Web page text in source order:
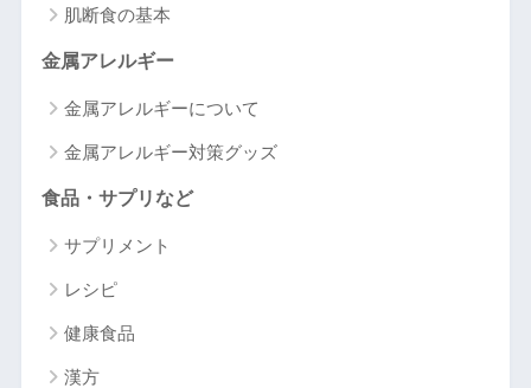
肌断食の基本
金属アレルギー
金属アレルギーについて
金属アレルギー対策グッズ
食品・サプリなど
サプリメント
レシピ
健康食品
漢方